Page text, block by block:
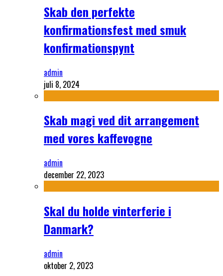
Skab den perfekte
konfirmationsfest med smuk
konfirmationspynt
admin
juli 8, 2024
Skab magi ved dit arrangement
med vores kaffevogne
admin
december 22, 2023
Skal du holde vinterferie i
Danmark?
admin
oktober 2, 2023